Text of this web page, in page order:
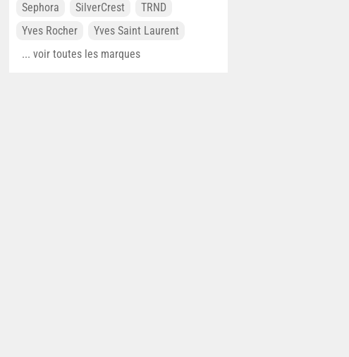
Sephora
SilverCrest
TRND
Yves Rocher
Yves Saint Laurent
... voir toutes les marques